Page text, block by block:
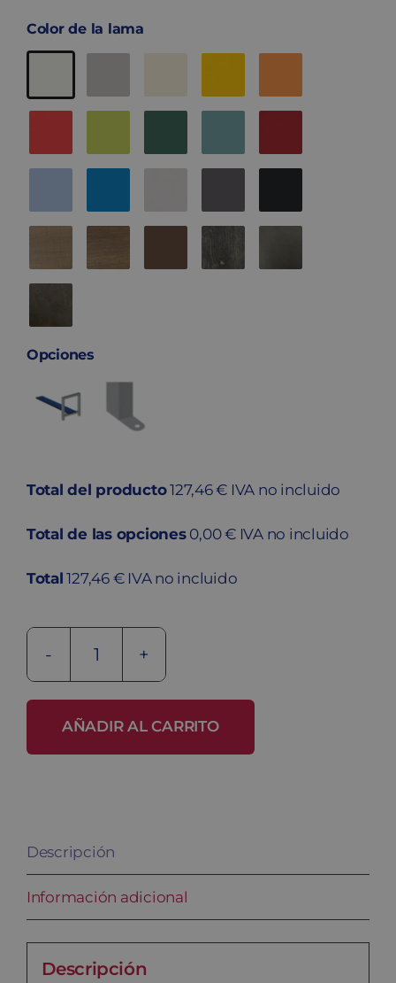
Color de la lama
Opciones
Total del producto127,46 € IVA no incluido
Total de las opciones 0,00 € IVA no incluido
Total 127,46 € IVA no incluido
Banco
BANC-
AÑADIR AL CARRITO
Descripción
Información adicional
Descripción